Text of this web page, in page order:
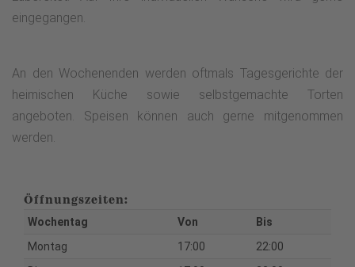
eingegangen.
An den Wochenenden werden oftmals Tagesgerichte der
heimischen Küche sowie selbstgemachte Torten
angeboten. Speisen können auch gerne mitgenommen
werden.
Öffnungszeiten:
Wochentag Von
Bis
Montag
17:00
22:00